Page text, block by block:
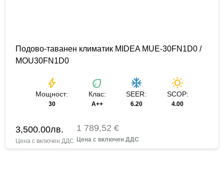
Подово-таванен климатик MIDEA MUE-30FN1D0 /
MOU30FN1D0
bolt
Мощност:
30
eco
Клас:
A++
ac_unit
SEER:
6.20
wb_sunny
SCOP:
4.00
3,500.00лв. 1 789,52 €